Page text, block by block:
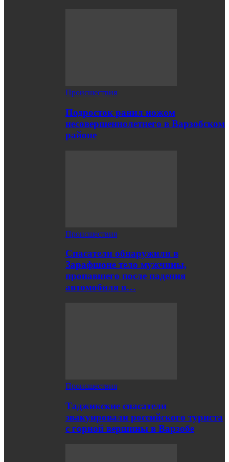
Происшествия
Подросток ранил ножом
несовершеннолетнего в Варзобском
районе
Происшествия
Спасатели обнаружили в
Зарафшоне тело мужчины,
пропавшего после падения
автомобиля в…
Происшествия
Таджикские спасатели
эвакуировали российского туриста
с горной вершины в Варзобе